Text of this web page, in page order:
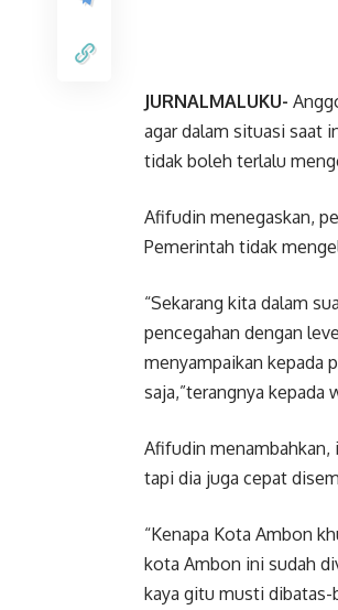
JURNALMALUKU-
agar dalam situasi saat
tidak boleh terlalu
Afifudin menegaskan,
Pemerintah tidak
“Sekarang kita dalam
pencegahan dengan
menyampaikan kepada
saja,”terangnya kepada
Afifudin menambahkan,
tapi dia juga cepat
“Kenapa Kota Ambon
kota Ambon ini sudah
kaya gitu musti dibatas-